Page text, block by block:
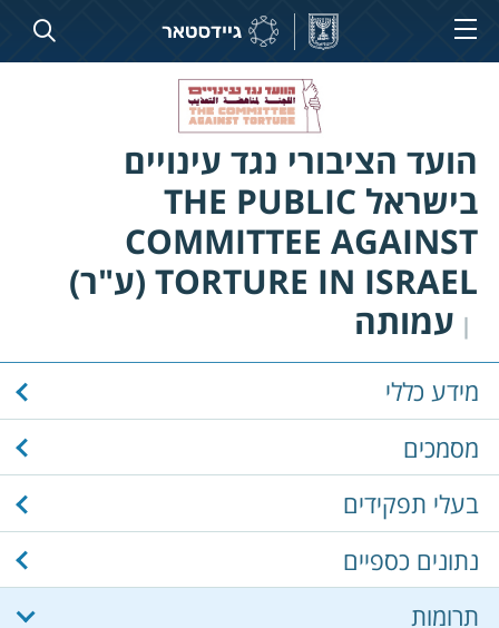
הועד הציבורי נגד עינויים
בישראל THE PUBLIC
COMMITTEE AGAINST
TORTURE IN ISRAEL (ע"ר)
| עמותה
מידע כללי
מסמכים
בעלי תפקידים
נתונים כספיים
תרומות